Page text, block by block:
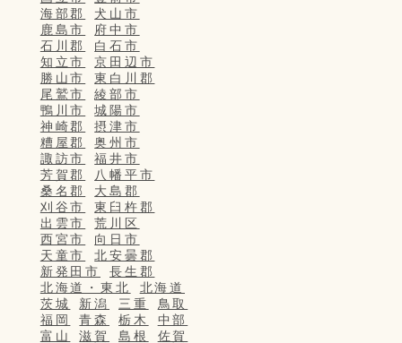
海部郡
犬山市
鹿島市
府中市
石川郡
白石市
知立市
京田辺市
勝山市
東白川郡
尾鷲市
綾部市
鴨川市
城陽市
神崎郡
摂津市
糟屋郡
奥州市
諏訪市
福井市
芳賀郡
八幡平市
桑名郡
大島郡
刈谷市
東臼杵郡
出雲市
荒川区
西宮市
向日市
天童市
北安曇郡
新発田市
長生郡
北海道・東北
北海道
茨城
新潟 三重
鳥取
福岡
青森 栃木
中部
富山
滋賀 島根
佐賀